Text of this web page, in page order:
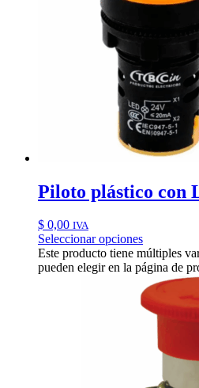
Piloto plástico con
$ 0,00 IVA
Seleccionar opciones
Este producto tiene múltiples
pueden elegir en la página de